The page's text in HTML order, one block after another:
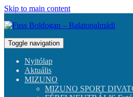
Skip to main content
Toggle navigation
Nyitólap
Aktuális
MIZUNO
MIZUNO SPORT